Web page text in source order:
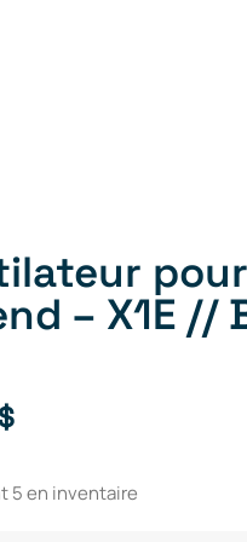
pour
– X1E //
5 en inventaire